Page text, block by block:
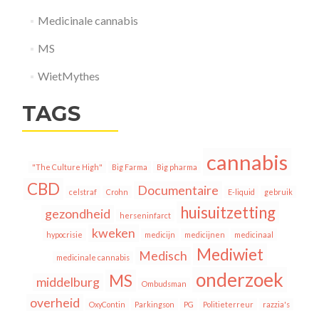
Medicinale cannabis
MS
WietMythes
TAGS
"The Culture High" Big Farma Big pharma cannabis
CBD celstraf Crohn Documentaire E-liquid gebruik
gezondheid herseninfarct huisuitzetting
hypocrisie kweken medicijn medicijnen medicinaal
medicinale cannabis Medisch Mediwiet
middelburg MS Ombudsman onderzoek
overheid OxyContin Parkingson PG Politieterreur
razzia's